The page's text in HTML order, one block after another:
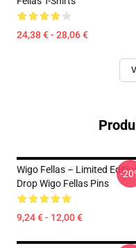
24,38 € - 28,06 €
Wigo Fellas – Limited
Drop Wigo Fellas Pins
9,24 € - 12,00 €
-